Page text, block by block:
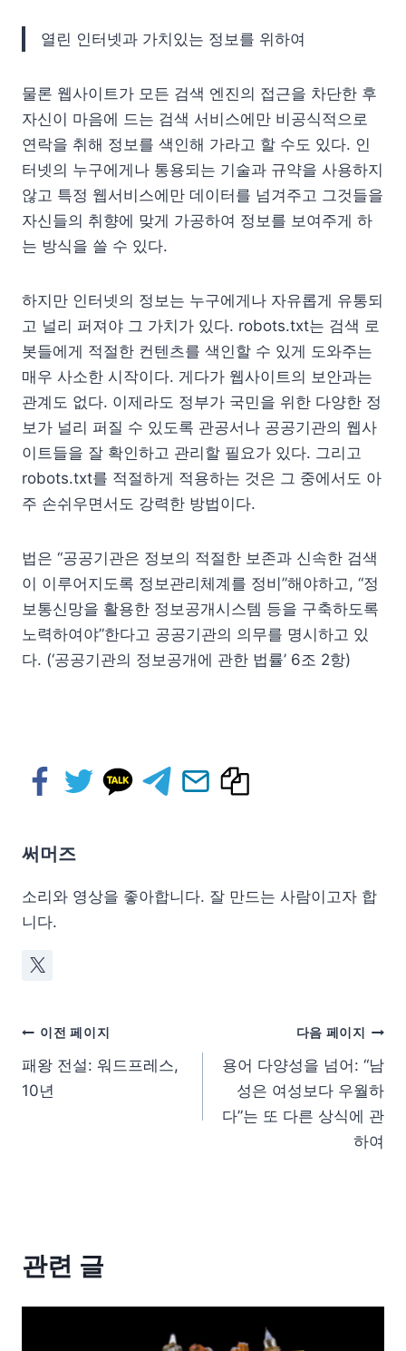
열린 인터넷과 가치있는 정보를 위하여
물론 웹사이트가 모든 검색 엔진의 접근을 차단한 후
자신이 마음에 드는 검색 서비스에만 비공식적으로
연락을 취해 정보를 색인해 가라고 할 수도 있다. 인
터넷의 누구에게나 통용되는 기술과 규약을 사용하지
않고 특정 웹서비스에만 데이터를 넘겨주고 그것들을
자신들의 취향에 맞게 가공하여 정보를 보여주게 하
는 방식을 쓸 수 있다.
하지만 인터넷의 정보는 누구에게나 자유롭게 유통되
고 널리 퍼져야 그 가치가 있다. robots.txt는 검색 로
봇들에게 적절한 컨텐츠를 색인할 수 있게 도와주는
매우 사소한 시작이다. 게다가 웹사이트의 보안과는
관계도 없다. 이제라도 정부가 국민을 위한 다양한 정
보가 널리 퍼질 수 있도록 관공서나 공공기관의 웹사
이트들을 잘 확인하고 관리할 필요가 있다. 그리고
robots.txt를 적절하게 적용하는 것은 그 중에서도 아
주 손쉬우면서도 강력한 방법이다.
법은 “공공기관은 정보의 적절한 보존과 신속한 검색
이 이루어지도록 정보관리체계를 정비”해야하고, “정
보통신망을 활용한 정보공개시스템 등을 구축하도록
노력하여야”한다고 공공기관의 의무를 명시하고 있
다. (‘공공기관의 정보공개에 관한 법률’ 6조 2항)
써머즈
소리와 영상을 좋아합니다. 잘 만드는 사람이고자 합
니다.
이전 페이지
패왕 전설: 워드프레스,
10년
다음 페이지
용어 다양성을 넘어: “남
성은 여성보다 우월하
다”는 또 다른 상식에 관
하여
관련 글